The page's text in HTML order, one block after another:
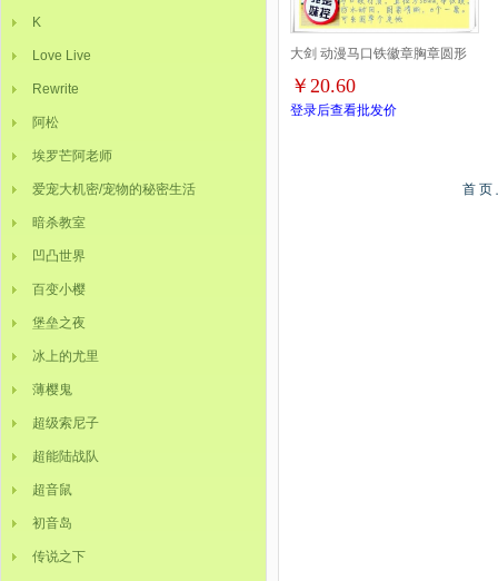
K
Love Live
Rewrite
阿松
埃罗芒阿老师
爱宠大机密/宠物的秘密生活
暗杀教室
凹凸世界
百变小樱
堡垒之夜
冰上的尤里
薄樱鬼
超级索尼子
超能陆战队
超音鼠
初音岛
传说之下
大剑 动漫马口铁徽章胸章圆形
布纹胸针 8款一套 58MM
￥20.60
登录后查看批发价
首 页